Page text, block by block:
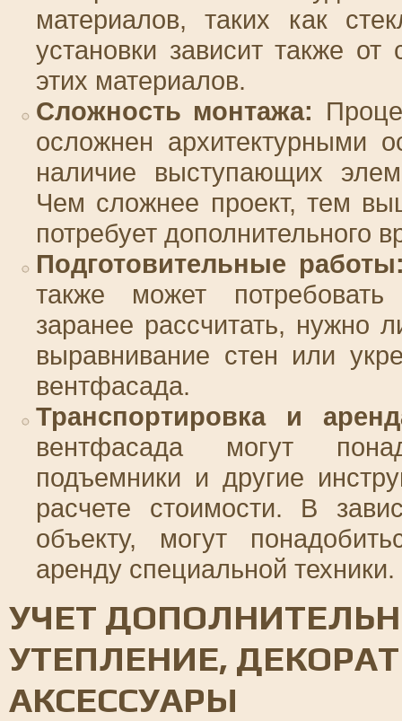
материалов, таких как
установки зависит также
этих материалов.
Сложность монтажа:
осложнен архитектурными
наличие выступающих
Чем сложнее проект, тем
потребует дополнительного
Подготовительные
также может
заранее рассчитать, нужно
выравнивание стен или
вентфасада.
Транспортировка и
вентфасада могут
подъемники и другие
расчете стоимости. В
объекту, могут
аренду специальной техники.
УЧЕТ
УТЕПЛЕНИЕ,
АКСЕССУАРЫ